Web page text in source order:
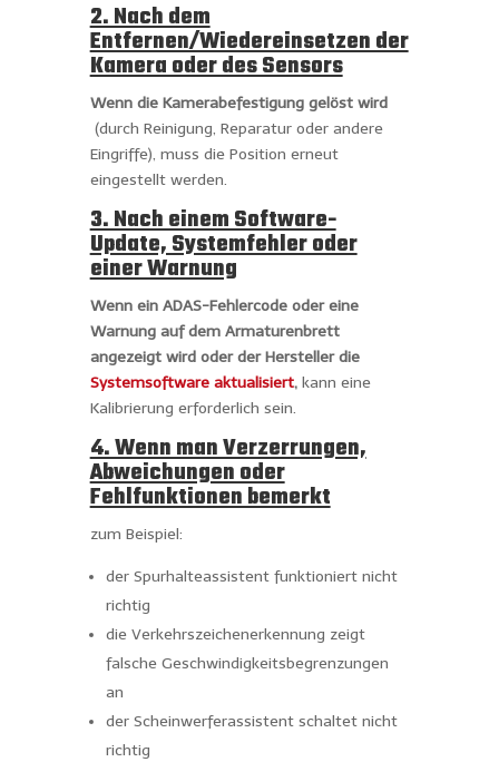
2. Nach dem
Entfernen/Wiedereinsetzen der
Kamera oder des Sensors
Wenn die Kamerabefestigung gelöst wird
(durch Reinigung, Reparatur oder andere
Eingriffe), muss die Position erneut
eingestellt werden.
3. Nach einem Software-
Update, Systemfehler oder
einer Warnung
Wenn ein ADAS-Fehlercode oder eine
Warnung auf dem Armaturenbrett
angezeigt wird oder der Hersteller die
Systemsoftware aktualisiert,kann eine
Kalibrierung erforderlich sein.
4. Wenn man Verzerrungen,
Abweichungen oder
Fehlfunktionen bemerkt
zum Beispiel:
der Spurhalteassistent funktioniert nicht
richtig
die Verkehrszeichenerkennung zeigt
falsche Geschwindigkeitsbegrenzungen
an
der Scheinwerferassistent schaltet nicht
richtig